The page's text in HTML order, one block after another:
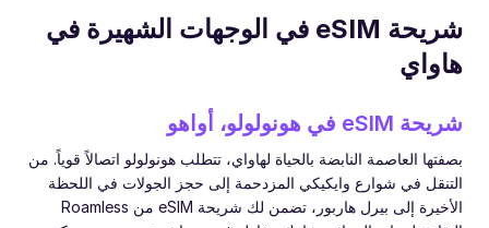
شريحة eSIM في الوجهات الشهيرة في
هاواي
شريحة eSIM في هونولولو، أواهو
بصفتها العاصمة النابضة بالحياة لهاواي، تتطلب هونولولو اتصالاً قوياً. من
التنقل في شوارع وايكيكي المزدحمة إلى حجز الجولات في اللحظة
الأخيرة إلى بيرل هاربور، تضمن لك شريحة eSIM من Roamless